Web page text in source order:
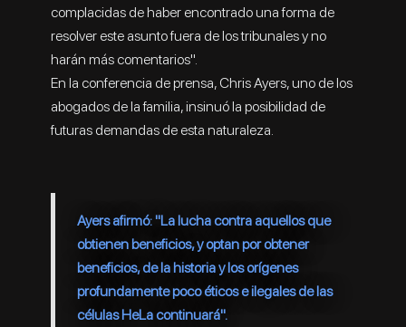
complacidas de haber encontrado una forma de
resolver este asunto fuera de los tribunales y no
harán más comentarios".
En la conferencia de prensa, Chris Ayers, uno de los
abogados de la familia, insinuó la posibilidad de
futuras demandas de esta naturaleza.
Ayers afirmó: "La lucha contra aquellos que
obtienen beneficios, y optan por obtener
beneficios, de la historia y los orígenes
profundamente poco éticos e ilegales de las
células HeLa continuará".